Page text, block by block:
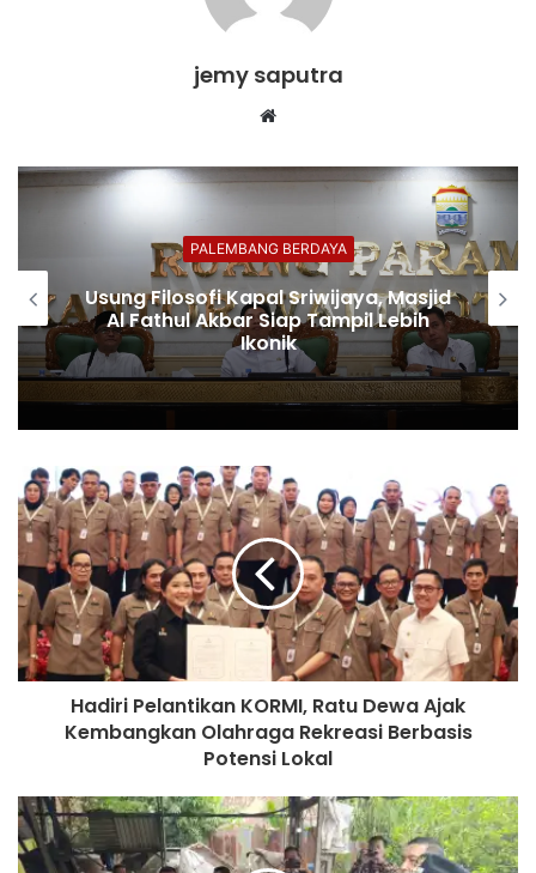
jemy saputra
Website
PALEMBANG BERDAYA
Usung Filosofi Kapal Sriwijaya, Masjid
Al Fathul Akbar Siap Tampil Lebih
Ikonik
Hadiri Pelantikan KORMI, Ratu Dewa Ajak
Kembangkan Olahraga Rekreasi Berbasis
Potensi Lokal